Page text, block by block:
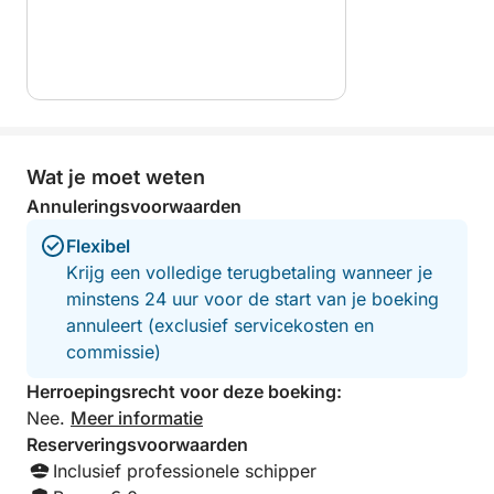
• Aperitief aan boord (mousserende wijn +
aperitief): +€45
• Evenementenplanning op maat op aanvraag
(verjaardag, verrassing, fotoshoot, etc.)
Wat je moet weten
Annuleringsvoorwaarden
Flexibel
Krijg een volledige terugbetaling wanneer je
minstens 24 uur voor de start van je boeking
annuleert (exclusief servicekosten en
commissie)
Herroepingsrecht voor deze boeking:
Nee. Meer informatie
Reserveringsvoorwaarden
Inclusief professionele schipper